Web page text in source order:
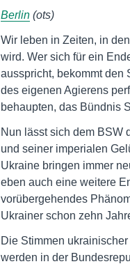
Berlin (ots)
Wir leben in Zeiten, in
wird. Wer sich für ein
ausspricht, bekommt den
des eigenen Agierens
behaupten, das Bündnis
Nun lässt sich dem BSW
und seiner imperialen
Ukraine bringen immer
eben auch eine weitere
vorübergehendes
Ukrainer schon zehn
Die Stimmen
werden in der